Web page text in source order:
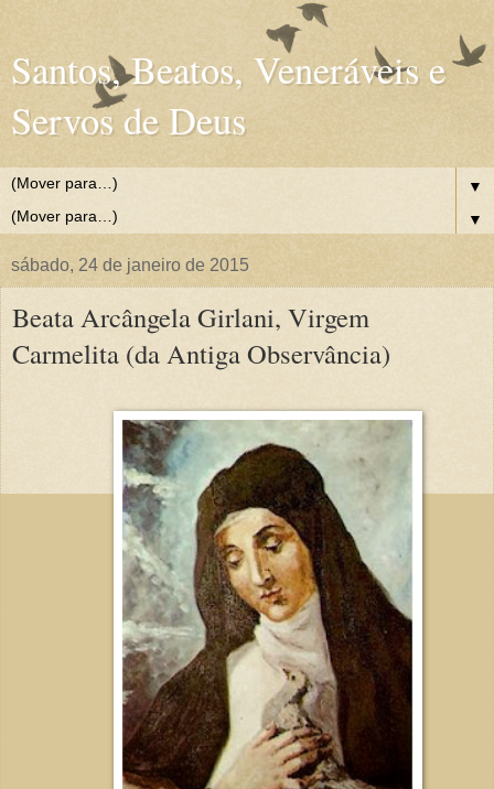
Santos, Beatos, Veneráveis e
Servos de Deus
▼
▼
sábado, 24 de janeiro de 2015
Beata Arcângela Girlani, Virgem
Carmelita (da Antiga Observância)